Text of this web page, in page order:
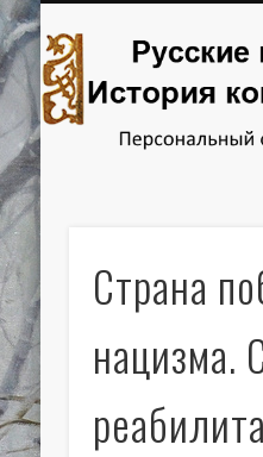
Страна
нацизма.